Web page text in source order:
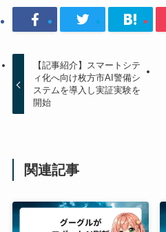
【記事紹介】スマートシテ
ィ化へ向け枚方市AI警備シ
ステムを導入し実証実験を
開始
関連記事